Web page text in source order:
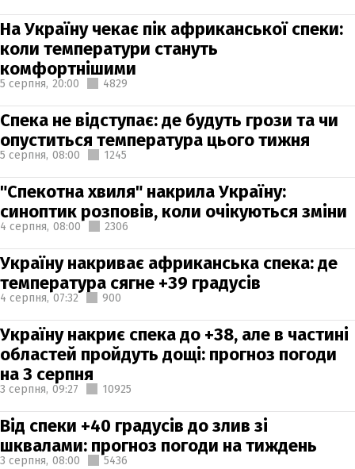
На Україну чекає пік африканської спеки:
коли температури стануть
комфортнішими
5 серпня, 20:00 4829
Спека не відступає: де будуть грози та чи
опуститься температура цього тижня
5 серпня, 08:00 1245
"Спекотна хвиля" накрила Україну:
синоптик розповів, коли очікуються зміни
4 серпня, 08:00 2306
Україну накриває африканська спека: де
температура сягне +39 градусів
4 серпня, 07:32 900
Україну накриє спека до +38, але в частині
областей пройдуть дощі: прогноз погоди
на 3 серпня
3 серпня, 09:27 10925
Від спеки +40 градусів до злив зі
шквалами: прогноз погоди на тиждень
3 серпня, 08:00 5436